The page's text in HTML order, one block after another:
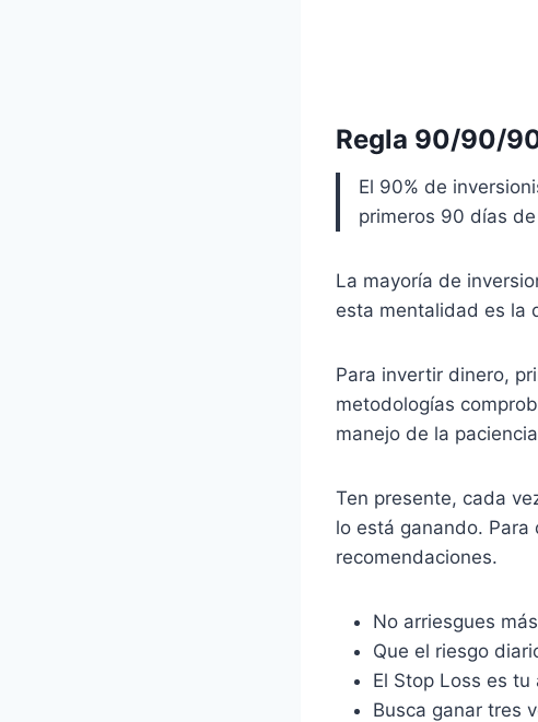
Regla 90/90/
El 90% de
primeros 90 días
La mayoría de
esta mentalidad es la
Para invertir dinero,
metodologías
manejo de la
Ten presente, cada
lo está ganando.
recomendaciones.
No arriesgues
Que el riesgo
El Stop Loss es
Busca ganar tres